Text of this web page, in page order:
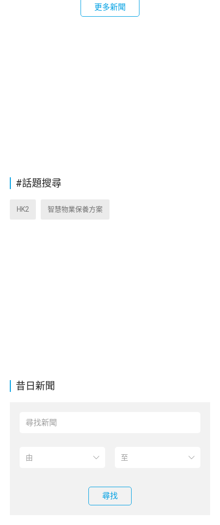
昔日新聞
尋找
更多新聞
#話題搜尋
HK2 智慧物業保養方案